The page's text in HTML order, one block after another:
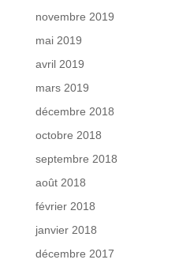
novembre 2019
mai 2019
avril 2019
mars 2019
décembre 2018
octobre 2018
septembre 2018
août 2018
février 2018
janvier 2018
décembre 2017